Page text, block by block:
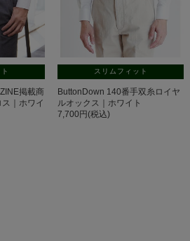
掲載商
｜ホワイ
スリムフィット
ButtonDown 140番手双糸ロイヤ
ルオックス｜ホワイト
7,700円(税込)